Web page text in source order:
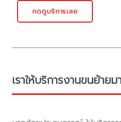
กดดูบริการเลย
เราให้บริการงานขนย้าย